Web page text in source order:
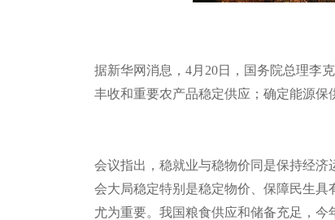
据新华网消息， 4月 20日，国务院总理李
丰收和重要农产品稳定供应；确定能源保
会议指出，稳就业与稳物价同是保持经
会大局稳定特别是稳定物价、保障民生
尤为重要。我国粮食供应和储备充足，